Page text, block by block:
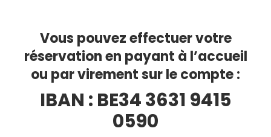
Vous pouvez effectuer votre
réservation en payant à l’accueil
ou par virement sur le compte :
IBAN : BE34 3631 9415
0590